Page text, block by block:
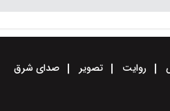
روایت تصویر صدای شرق